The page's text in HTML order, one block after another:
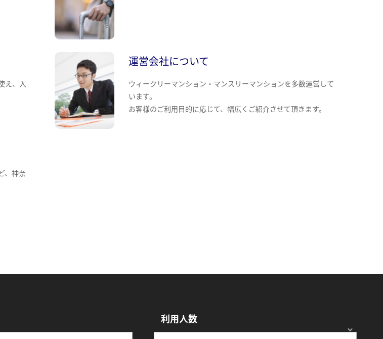
え、入
運営会社について
ウィークリーマンション・マンスリーマンションを多数運営して
います。
お客様のご利用目的に応じて、幅広くご紹介させて頂きます。
、神奈
利用人数